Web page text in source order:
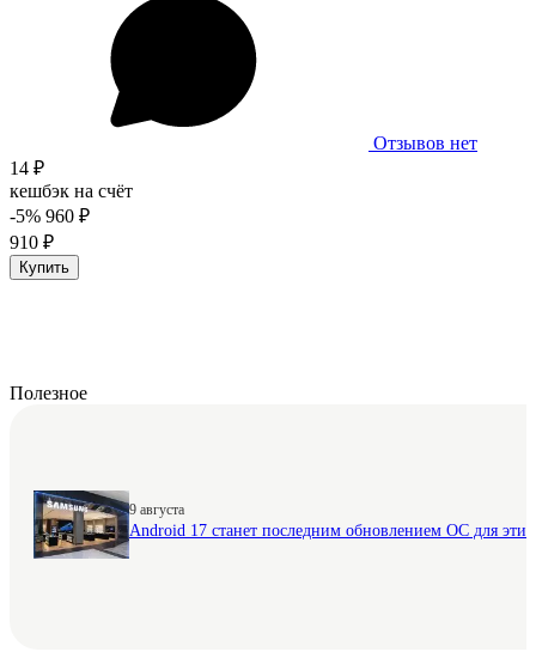
Отзывов нет
14 ₽
кешбэк на счёт
-5% 960 ₽
910 ₽
Купить
Полезное
9 августа
Android 17 станет последним обновлением ОС для этих